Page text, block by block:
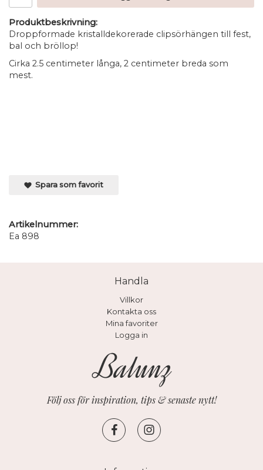
Produktbeskrivning:
Droppformade kristalldekorerade clipsörhängen till fest,
bal och bröllop!
Cirka 2.5 centimeter långa, 2 centimeter breda som
mest.
Spara som favorit
Artikelnummer:
Ea 898
Handla
Villkor
Kontakta oss
Mina favoriter
Logga in
Följ oss för inspiration, tips & senaste nytt!